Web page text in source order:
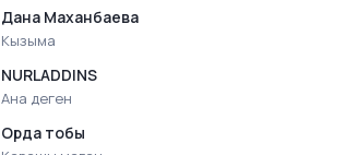
Дана Маханбаева
Кызыма
NURLADDINS
Ана деген
Орда тобы